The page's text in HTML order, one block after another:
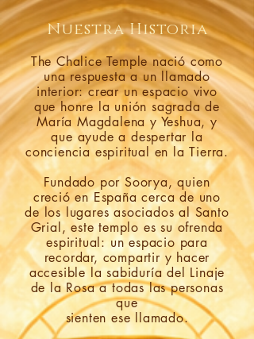
Nuestra Historia
The Chalice Temple nació como
una respuesta a un llamado
interior: crear un espacio vivo
que honre la unión sagrada de
María Magdalena y Yeshua, y
que ayude a despertar la
conciencia espiritual en la Tierra.
Fundado por Soorya, quien
creció en España cerca de uno
de los lugares asociados al Santo
Grial, este templo es su ofrenda
espiritual: un espacio para
recordar, compartir y hacer
accesible la sabiduría del Linaje
de la Rosa a todas las personas
que
sienten ese llamado.